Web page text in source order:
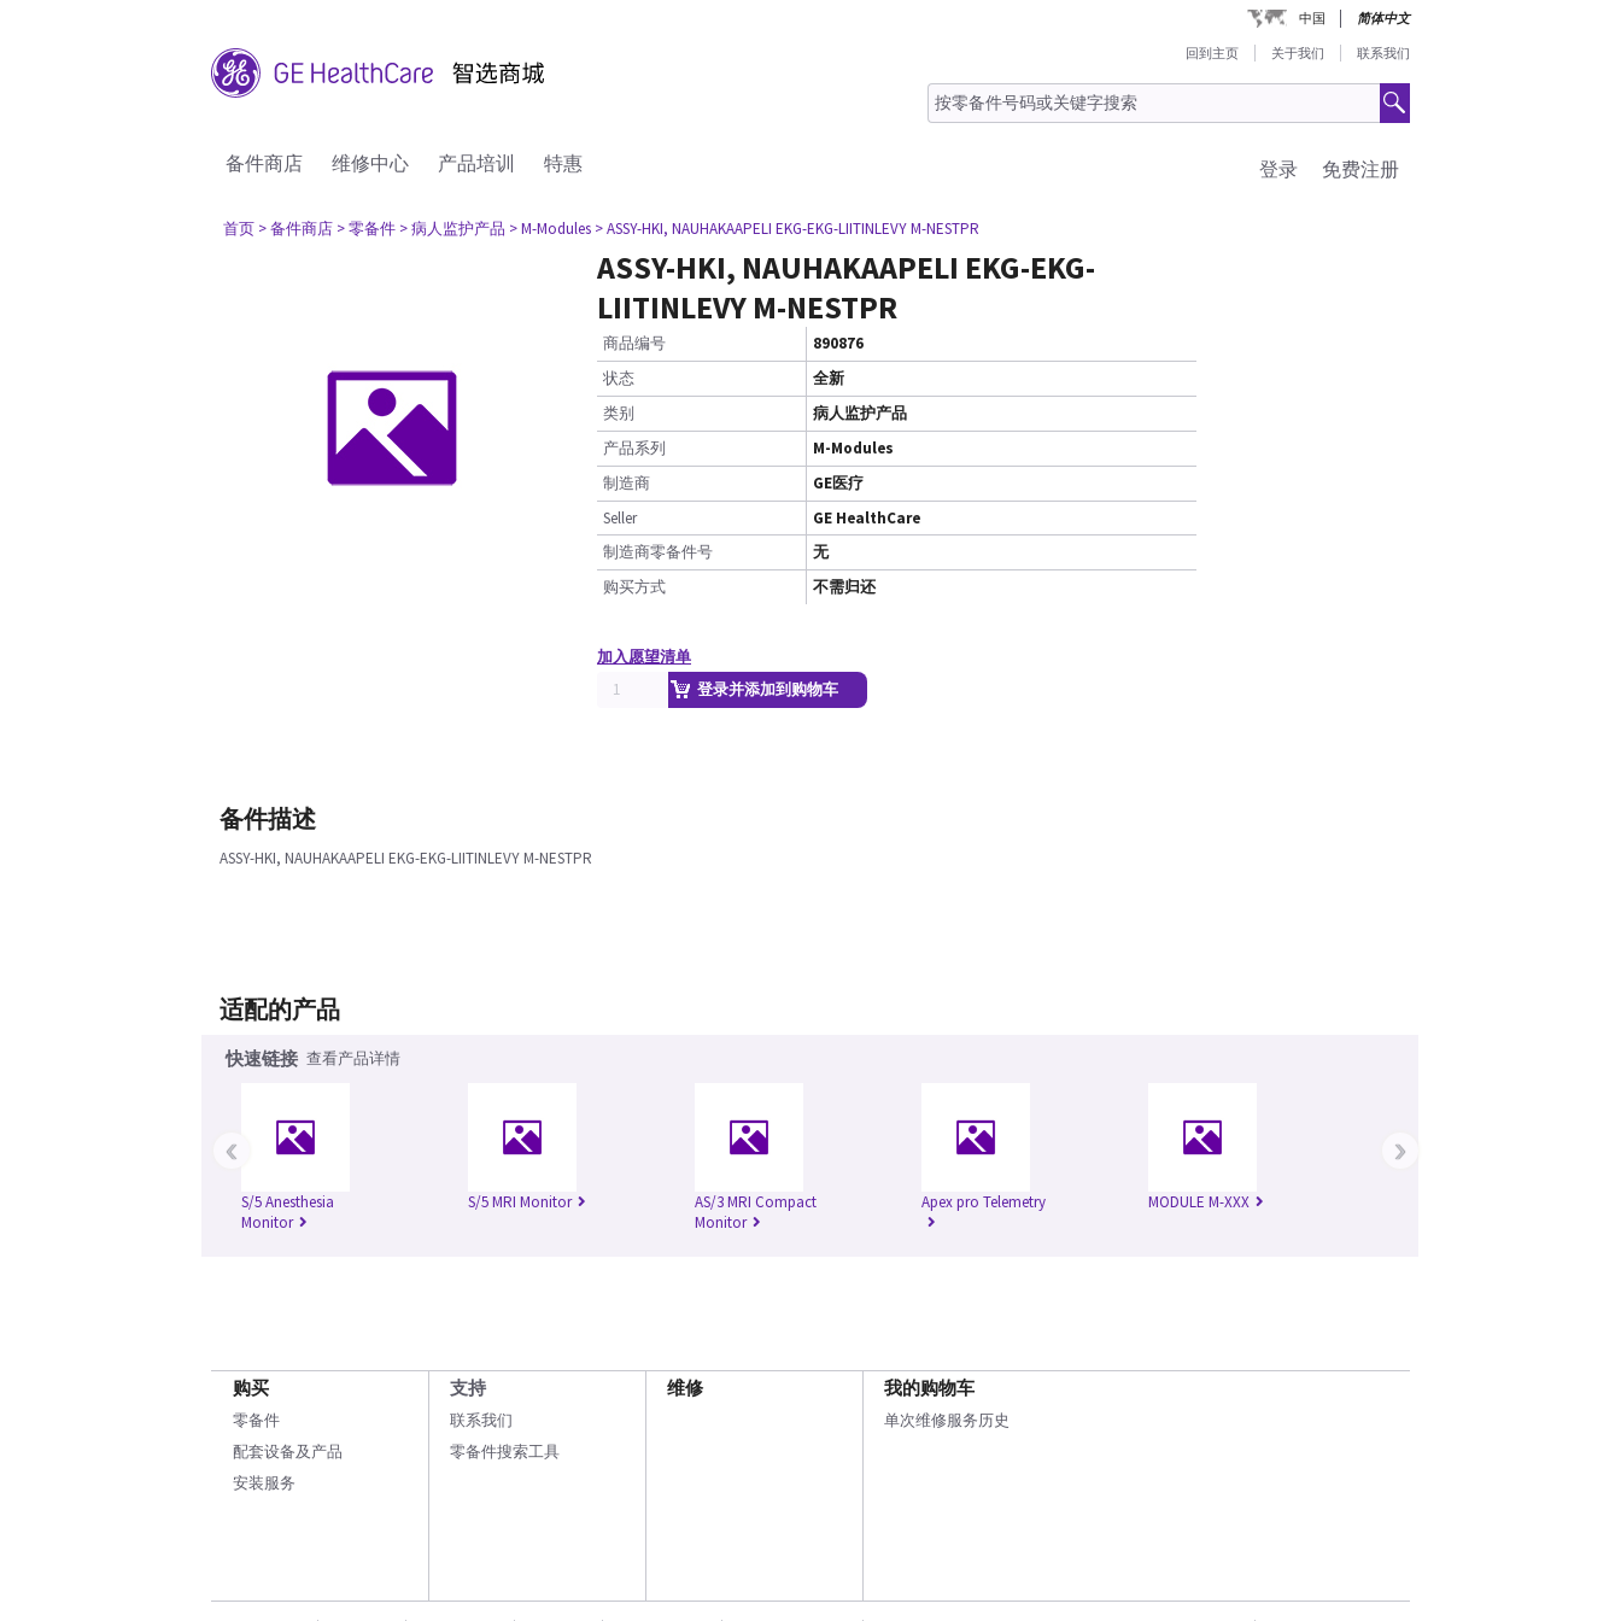
中国 简体中文
回到主页 关于我们 联系我们
备件商店 维修中心 产品培训 特惠 免费注册
登录
首页 > 备件商店 > 零备件 > 病人监护产品 > M-Modules > ASSY-HKI, NAUHAKAAPELI EKG-EKG-LIITINLEVY M-NESTPR
ASSY-HKI, NAUHAKAAPELI EKG-EKG-
LIITINLEVY M-NESTPR
商品编号
890876
状态
全新
类别
病人监护产品
产品系列
M-Modules
制造商
GE医疗
Seller
GE HealthCare
制造商零备件号
无
购买方式
不需归还
加入愿望清单
登录并添加到购物车
备件描述
ASSY-HKI, NAUHAKAAPELI EKG-EKG-LIITINLEVY M-NESTPR
适配的产品
快速链接 查看产品详情
S/5 Anesthesia
Monitor
S/5 MRI Monitor
AS/3 MRI Compact
Monitor
Apex pro Telemetry MODULE M-XXX
‹ ›
购买
零备件
配套设备及产品
安装服务
支持
联系我们
零备件搜索工具
维修 我的购物车
单次维修服务历史